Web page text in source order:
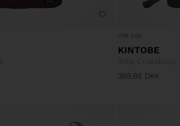
ONE SIZE
KINTOBE
Toby Crossbody
399,95 DKK